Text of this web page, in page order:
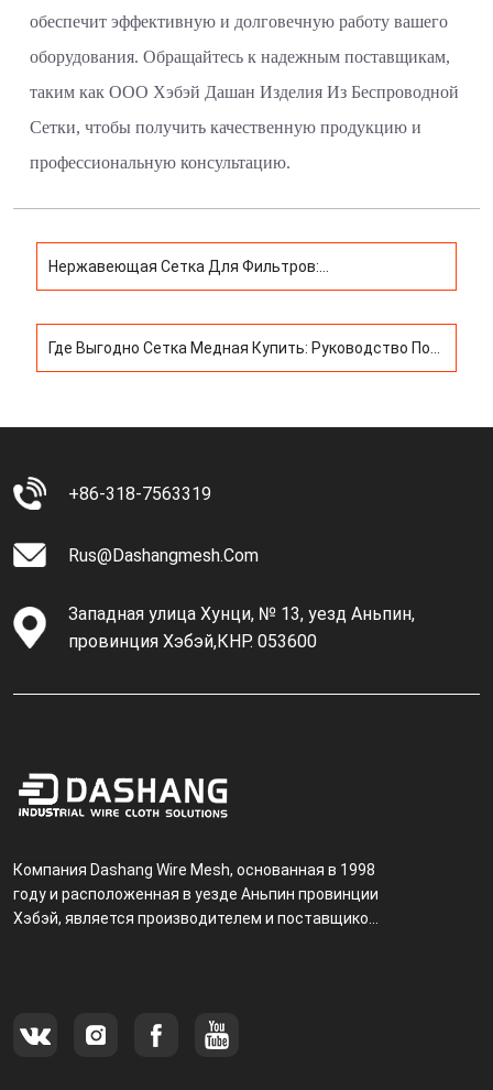
обеспечит эффективную и долговечную работу вашего
оборудования. Обращайтесь к надежным поставщикам,
таким как ООО Хэбэй Дашан Изделия Из Беспроводной
Сетки, чтобы получить качественную продукцию и
профессиональную консультацию.
Нержавеющая Сетка Для Фильтров:
Где Выгодно Сетка Медная Купить: Руководство По
+86-318-7563319
Rus@dashangmesh.com
Западная улица Хунци, № 13, уезд Аньпин,
провинция Хэбэй,КНР. 053600
Компания Dashang Wire Mesh, основанная в 1998
году и расположенная в уезде Аньпин провинции
Хэбэй, является производителем и поставщиком,